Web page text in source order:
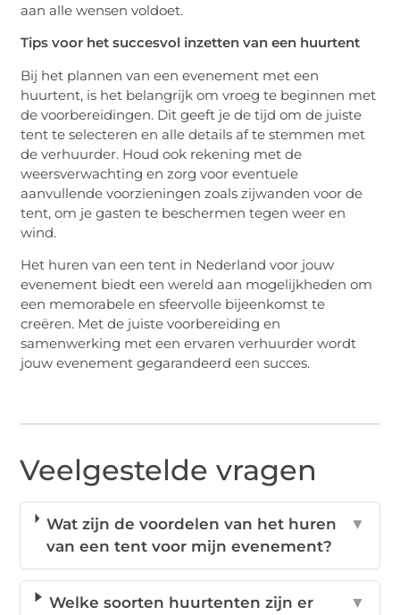
aan alle wensen voldoet.
Tips voor het succesvol inzetten van een huurtent
Bij het plannen van een evenement met een
huurtent, is het belangrijk om vroeg te beginnen met
de voorbereidingen. Dit geeft je de tijd om de juiste
tent te selecteren en alle details af te stemmen met
de verhuurder. Houd ook rekening met de
weersverwachting en zorg voor eventuele
aanvullende voorzieningen zoals zijwanden voor de
tent, om je gasten te beschermen tegen weer en
wind.
Het huren van een tent in Nederland voor jouw
evenement biedt een wereld aan mogelijkheden om
een memorabele en sfeervolle bijeenkomst te
creëren. Met de juiste voorbereiding en
samenwerking met een ervaren verhuurder wordt
jouw evenement gegarandeerd een succes.
Veelgestelde vragen
Wat zijn de voordelen van het huren
van een tent voor mijn evenement?
▼
Welke soorten huurtenten zijn er
▼